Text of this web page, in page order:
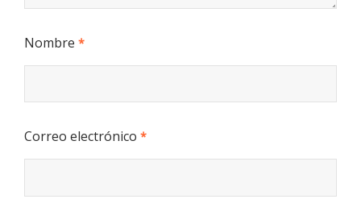
Nombre *
Correo electrónico *